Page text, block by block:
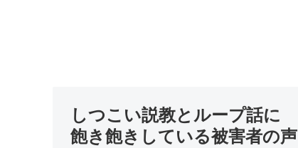
しつこい説教とループ話に
飽き飽きしている被害者の声